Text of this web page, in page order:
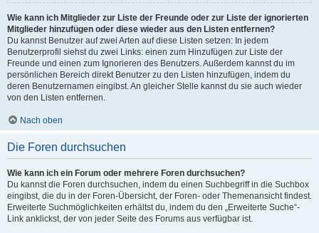
Wie kann ich Mitglieder zur Liste der Freunde oder zur Liste der ignorierten
Mitglieder hinzufügen oder diese wieder aus den Listen entfernen?
Du kannst Benutzer auf zwei Arten auf diese Listen setzen: In jedem
Benutzerprofil siehst du zwei Links: einen zum Hinzufügen zur Liste der
Freunde und einen zum Ignorieren des Benutzers. Außerdem kannst du im
persönlichen Bereich direkt Benutzer zu den Listen hinzufügen, indem du
deren Benutzernamen eingibst. An gleicher Stelle kannst du sie auch wieder
von den Listen entfernen.
Nach oben
Die Foren durchsuchen
Wie kann ich ein Forum oder mehrere Foren durchsuchen?
Du kannst die Foren durchsuchen, indem du einen Suchbegriff in die Suchbox
eingibst, die du in der Foren-Übersicht, der Foren- oder Themenansicht findest.
Erweiterte Suchmöglichkeiten erhältst du, indem du den „Erweiterte Suche“-
Link anklickst, der von jeder Seite des Forums aus verfügbar ist.